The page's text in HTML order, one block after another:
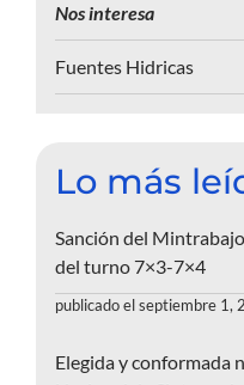
Nos interesa
Fuentes Hidricas
Lo más
Sanción del
del turno 7×3-7×4
publicado el septiembre 1,
Elegida y conformada